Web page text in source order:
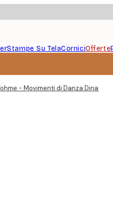
Stampe Su TelaCorniciOfferte
- Movimenti di Danza Dinamici